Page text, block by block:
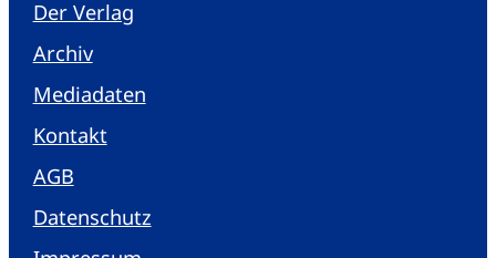
Der Verlag
Archiv
Mediadaten
Kontakt
AGB
Datenschutz